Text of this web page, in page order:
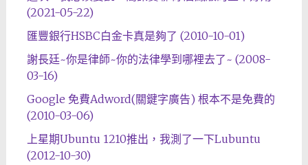
(2021-05-22)
匯豐銀行HSBC白金卡真是夠了 (2010-10-01)
謝長廷~你是律師~你的法律學到哪裡去了~ (2008-
03-16)
Google 免費Adword(關鍵字廣告) 根本不是免費的
(2010-03-06)
上星期Ubuntu 1210推出，我測了一下Lubuntu
(2012-10-30)